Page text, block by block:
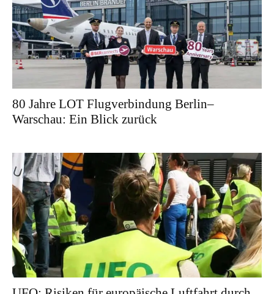
80 Jahre LOT Flugverbindung Berlin–
Warschau: Ein Blick zurück